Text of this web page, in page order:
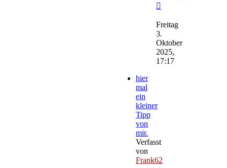
Beitrag
Freitag
3.
Oktober
2025,
17:17
hier
mal
ein
kleiner
Tipp
von
mir.
Verfasst
von
Frank62